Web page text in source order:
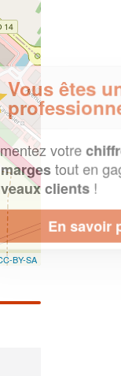
BY-SA
?
d'affaireset
de
plus